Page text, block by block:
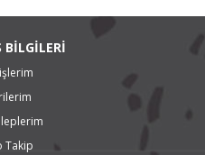
BİLGİLERİ
Takip